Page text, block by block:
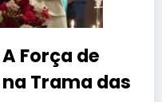
Força de
Trama das